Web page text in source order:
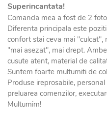
Superincantata!
Comanda mea a fost de 2
Diferenta principala este
confort stai ceva mai "culcat",
"mai asezat", mai drept.
cusute atent, material de
Suntem foarte multumiti de
Produse ireprosabile,
preluarea comenzilor,
Multumim!